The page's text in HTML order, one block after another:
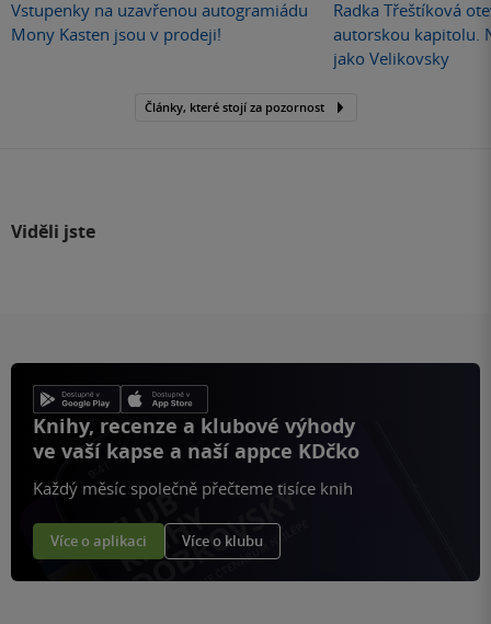
Vstupenky na uzavřenou autogramiádu
Mony Kasten jsou v prodeji!
Radka Třeštíková
autorskou kapitolu.
jako Velikovsky
Články, které stojí za pozornost
Viděli jste
Knihy, recenze a klubové výhody
ve vaší kapse a naší appce KDčko
Každý měsíc společně přečteme tisíce knih
Více o aplikaci Více o klubu